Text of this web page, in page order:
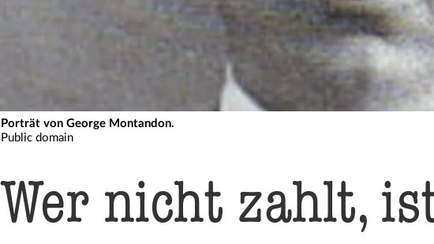
Porträt von George Montandon.
Public domain
Wer nicht zahlt,